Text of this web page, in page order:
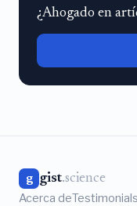
¿Ahogado en
g gist.science
Acerca deTestimonials